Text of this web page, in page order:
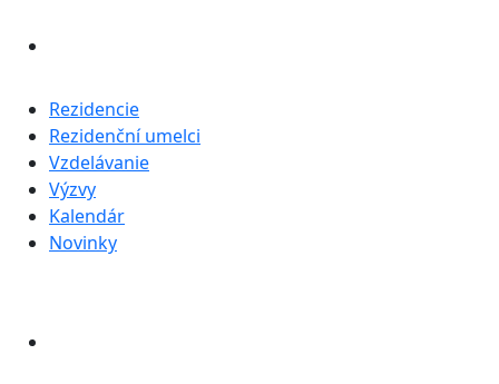
Rezidencie
Rezidenční umelci
Vzdelávanie
Výzvy
Kalendár
Novinky